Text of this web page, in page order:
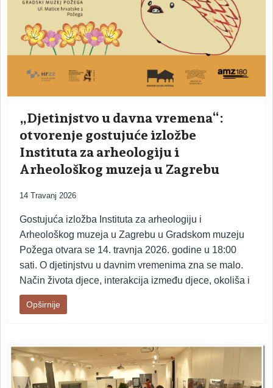
„Djetinjstvo u davna vremena“:
otvorenje gostujuće izložbe
Instituta za arheologiju i
Arheološkog muzeja u Zagrebu
14 Travanj 2026
Gostujuća izložba Instituta za arheologiju i
Arheološkog muzeja u Zagrebu u Gradskom muzeju
Požega otvara se 14. travnja 2026. godine u 18:00
sati. O djetinjstvu u davnim vremenima zna se malo.
Način života djece, interakcija između djece, okoliša i
Opširnije